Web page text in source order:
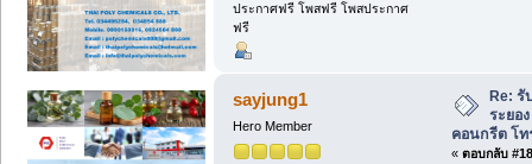
ประกาศฟรี โพสฟรี โพสประกาศ
ฟรี
sayjung1
Hero Member
Re:
ระยอ
คอนกรีต โท
« ตอบกลับ